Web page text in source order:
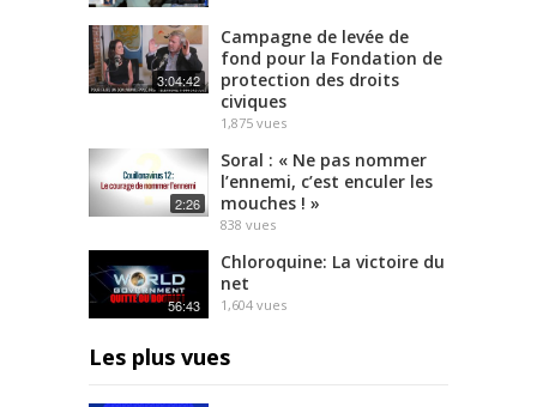
3:04:42
Campagne de levée de
fond pour la Fondation de
protection des droits
civiques
1,875 vues
2:26
Soral : « Ne pas nommer
l’ennemi, c’est enculer les
mouches ! »
838 vues
56:43
Chloroquine: La victoire du
net
1,604 vues
Les plus vues